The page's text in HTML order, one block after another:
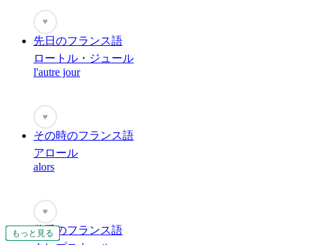
もっと見る
もっと見る
もっと見る
もっと見る
もっと見る
もっと見る
もっと見る
もっと見る
もっと見る
もっと見る
もっと見る
もっと見る
もっと見る
もっと見る
もっと見る
♥
先日のフランス語
ロートル・ジュール
l'autre jour
♥
その時のフランス語
アロール
alors
♥
黄昏のフランス語
もっと見る
もっと見る
もっと見る
もっと見る
もっと見る
もっと見る
もっと見る
もっと見る